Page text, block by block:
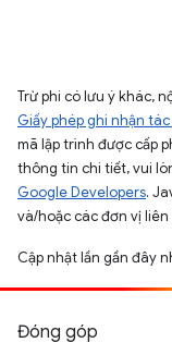
Trừ phi có lưu ý khác,
Giấy phép ghi nhận
mã lập trình được cấp
thông tin chi tiết, vui
Google Developers.
và/hoặc các đơn vị
Cập nhật lần gần đây
Đóng góp